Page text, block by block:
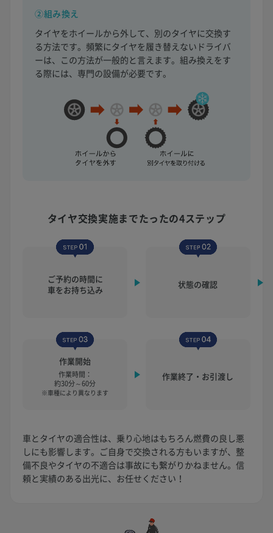
②組み換え
タイヤをホイールから外して、別のタイヤに交換す
る方法です。頻繁にタイヤを履き替えないドライバ
ーは、この方法が一般的と言えます。組み換えをす
る際には、専門の設備が必要です。
タイヤ交換実施までたったの4ステップ
ご予約の時間に
車をお持ち込み
状態の確認
作業開始
作業時間：
約30分～60分
※車種により異なります
作業終了・お引渡し
車とタイヤの適合性は、乗り心地はもちろん燃費の良し悪
しにも影響します。ご自身で交換される方もいますが、整
備不良やタイヤの不適合は事故にも繋がりかねません。信
頼と実績のある出光に、お任せください！